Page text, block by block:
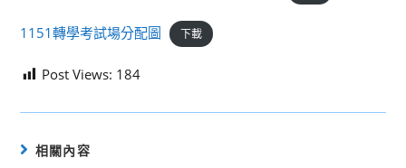
1151轉學考試場分配圖 下載
Post Views: 184
相關內容